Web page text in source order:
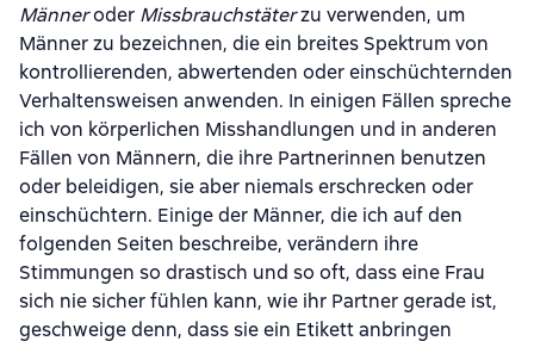
Männeroder Missbrauchstäterzu verwenden, um
Männer zu bezeichnen, die ein breites Spektrum von
kontrollierenden, abwertenden oder einschüchternden
Verhaltensweisen anwenden. In einigen Fällen spreche
ich von körperlichen Misshandlungen und in anderen
Fällen von Männern, die ihre Partnerinnen benutzen
oder beleidigen, sie aber niemals erschrecken oder
einschüchtern. Einige der Männer, die ich auf den
folgenden Seiten beschreibe, verändern ihre
Stimmungen so drastisch und so oft, dass eine Frau
sich nie sicher fühlen kann, wie ihr Partner gerade ist,
geschweige denn, dass sie ein Etikett anbringen